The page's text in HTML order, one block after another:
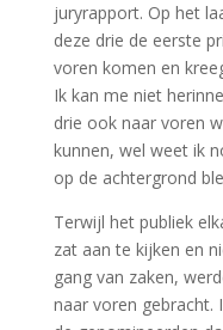
juryrapport. Op het
deze drie de eerste
voren komen en
Ik kan me niet
drie ook naar voren
kunnen, wel weet ik
op de achtergrond
Terwijl het publiek
zat aan te kijken en
gang van zaken,
naar voren gebracht.